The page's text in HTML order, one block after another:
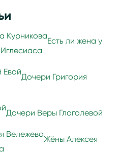
Есть ли жена у
Дочери Григория
Дочери Веры Глаголевой
Жёны Алексея